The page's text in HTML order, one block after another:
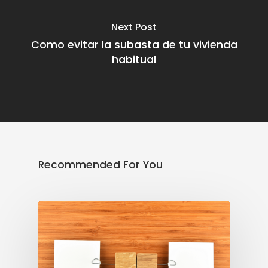
Next Post
Como evitar la subasta de tu vivienda
habitual
Recommended For You